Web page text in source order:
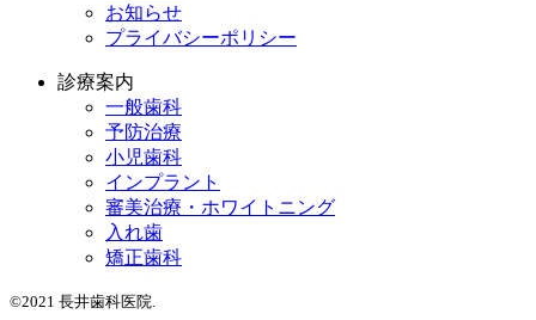
お知らせ
プライバシーポリシー
診療案内
一般歯科
予防治療
小児歯科
インプラント
審美治療・ホワイトニング
入れ歯
矯正歯科
©2021 長井歯科医院.